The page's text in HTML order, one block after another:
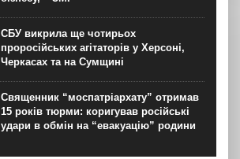
СБУ викрила ще чотирьох
проросійських агітаторів у Херсоні,
Черкасах та на Сумщині
Священник “моспатріархату” отримав
15 років тюрми: коригував російські
удари в обмін на “евакуацію” родини